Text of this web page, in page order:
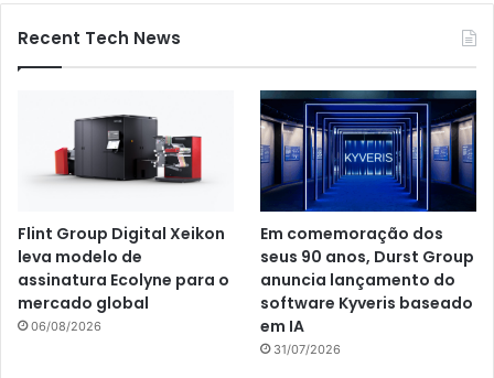
Recent Tech News
Flint Group Digital Xeikon
leva modelo de
assinatura Ecolyne para o
mercado global
06/08/2026
Em comemoração dos
seus 90 anos, Durst Group
anuncia lançamento do
software Kyveris baseado
em IA
31/07/2026